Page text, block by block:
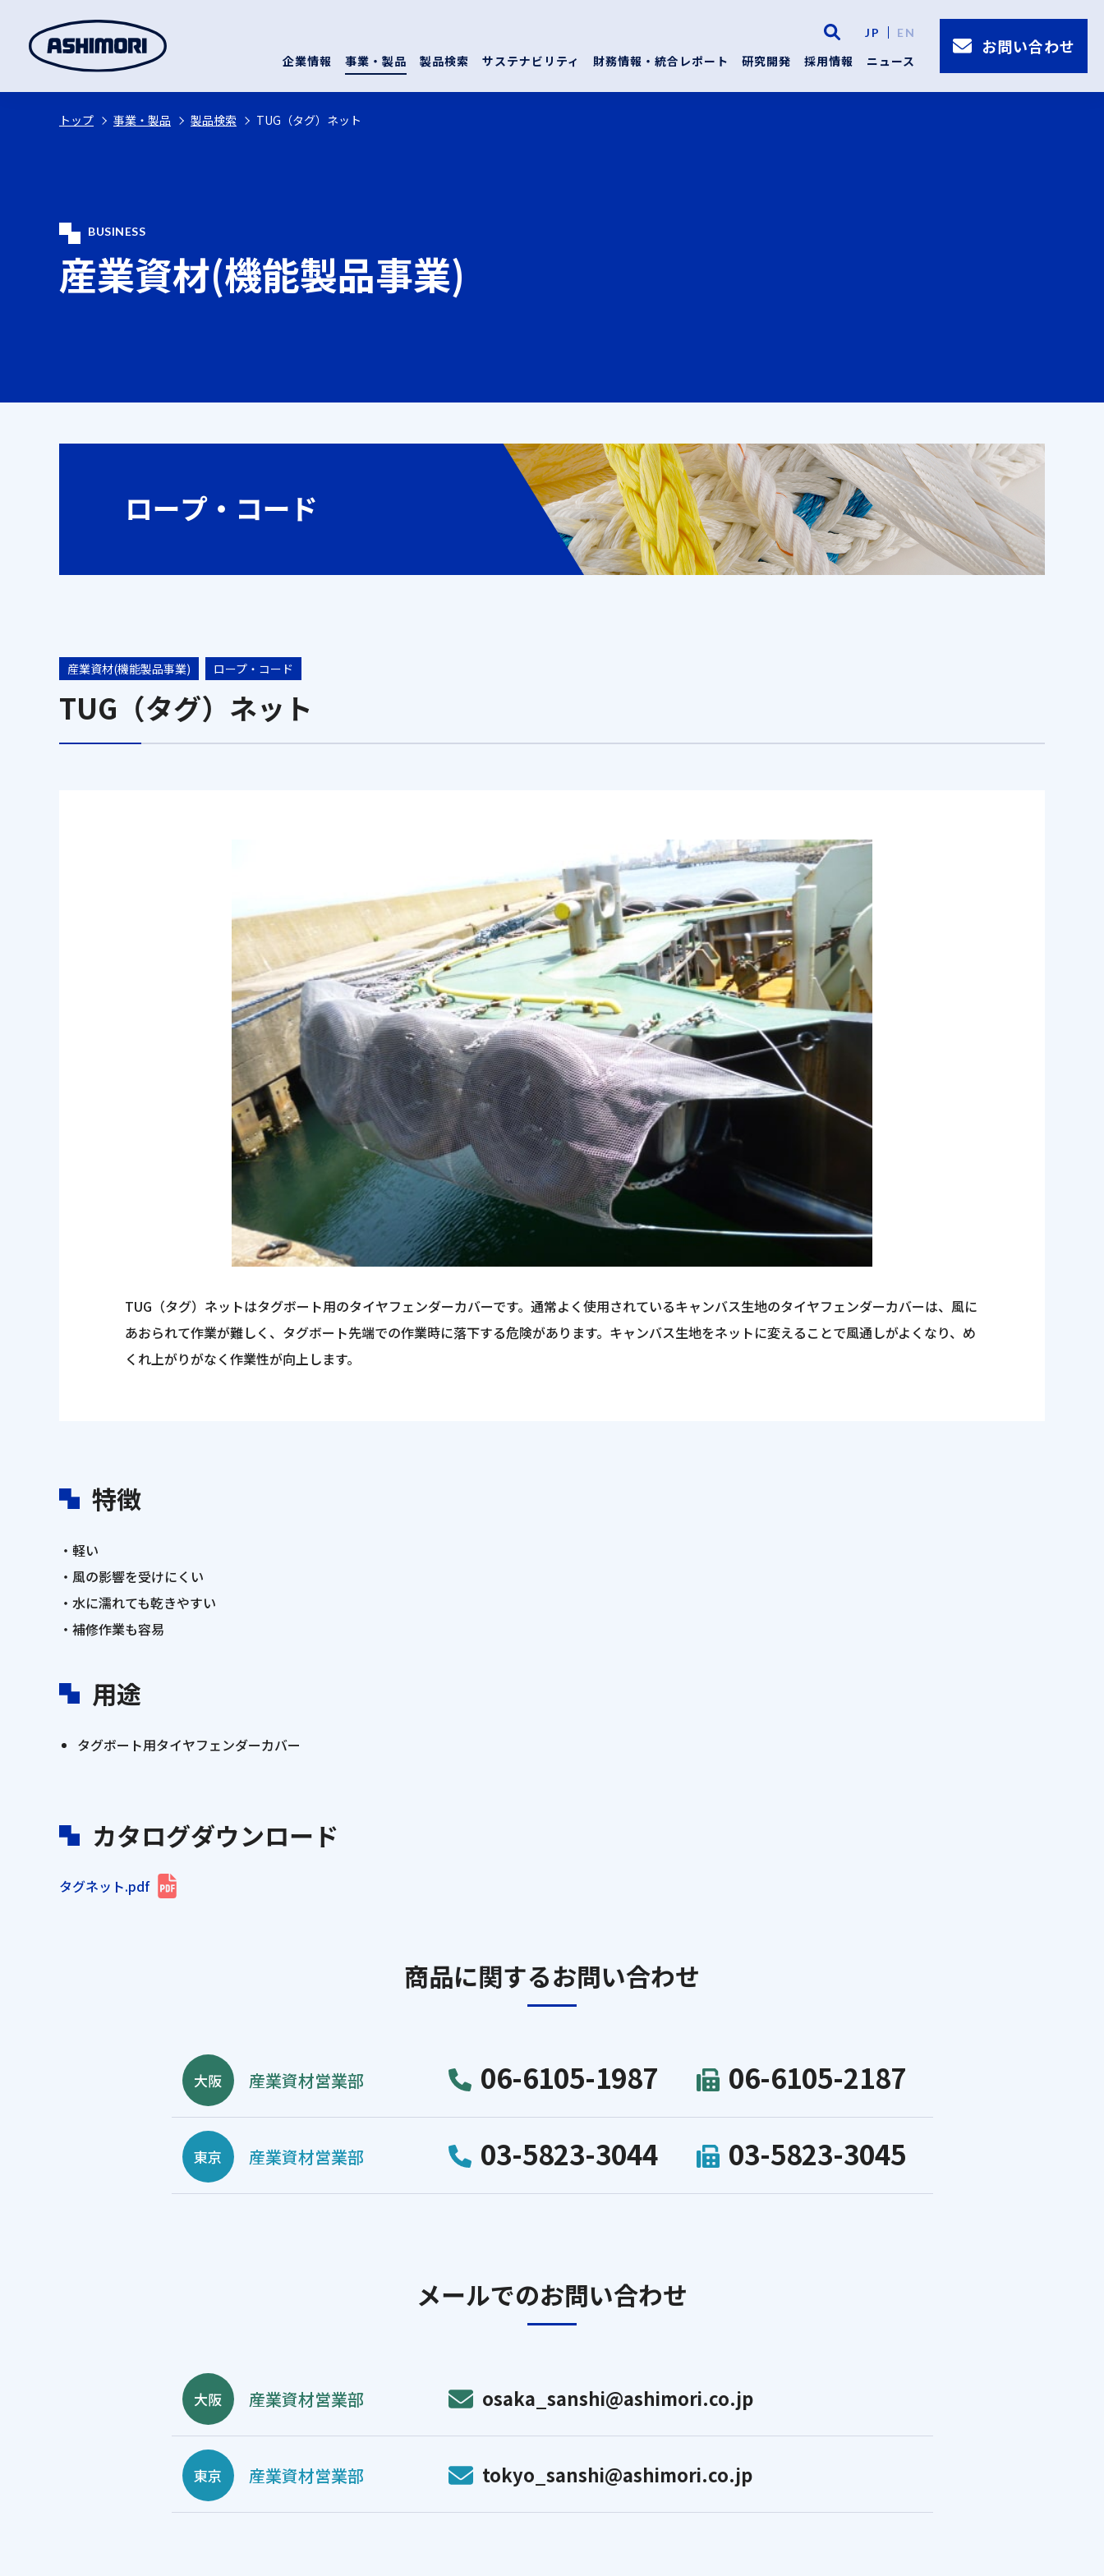
JP EN
企業情報 事業・製品 製品検索 サステナビリティ 財務情報・統合レポート 研究開発 採用情報 ニュース
お問い合わせ
BUSINESS
産業資材(機能製品事業)
トップ 事業・製品 製品検索 TUG（タグ）ネット
産業資材(機能製品事業) ロープ・コード
TUG（タグ）ネット
TUG（タグ）ネットはタグボート用のタイヤフェンダーカバーです。通常よく使用されているキャンバス生地のタイヤフェンダーカバーは、風に
あおられて作業が難しく、タグボート先端での作業時に落下する危険があります。キャンバス生地をネットに変えることで風通しがよくなり、め
くれ上がりがなく作業性が向上します。
特徴
・軽い
・風の影響を受けにくい
・水に濡れても乾きやすい
・補修作業も容易
用途
タグボート用タイヤフェンダーカバー
カタログダウンロード
タグネット.pdf
商品に関するお問い合わせ
大阪 産業資材営業部 06-6105-1987 06-6105-2187
東京 産業資材営業部 03-5823-3044 03-5823-3045
メールでのお問い合わせ
大阪 産業資材営業部 osaka_sanshi@ashimori.co.jp
東京 産業資材営業部 tokyo_sanshi@ashimori.co.jp